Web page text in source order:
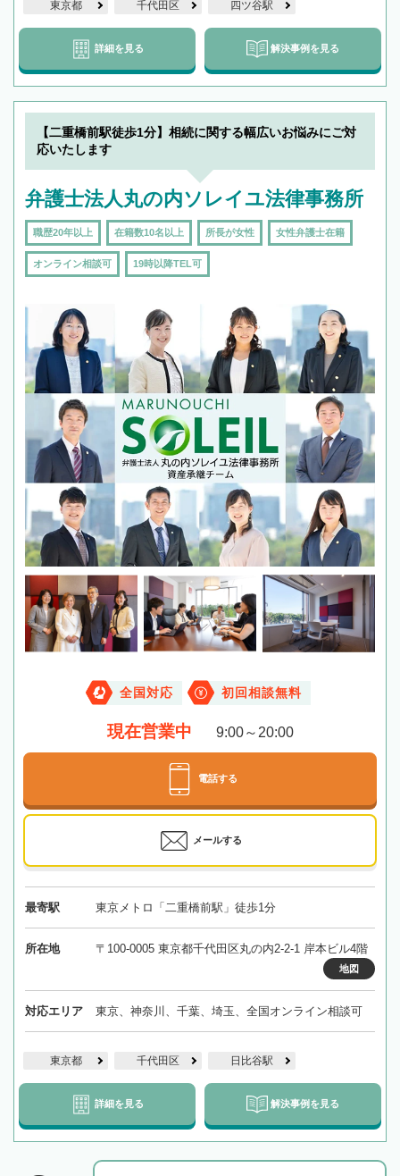
東京都 千代田区 四ツ谷駅
詳細を見る 解決事例を見る
【二重橋前駅徒歩1分】相続に関する幅広いお悩みにご対
応いたします
弁護士法人丸の内ソレイユ法律事務所
職歴20年以上 在籍数10名以上 所長が女性 女性弁護士在籍
オンライン相談可 19時以降TEL可
全国対応 初回相談無料
現在営業中 9:00～20:00
電話する
メールする
最寄駅 東京メトロ「二重橋前駅」徒歩1分
所在地 〒100-0005 東京都千代田区丸の内2-2-1 岸本ビル4階
地図
対応エリア 東京、神奈川、千葉、埼玉、全国オンライン相談可
東京都 千代田区 日比谷駅
詳細を見る 解決事例を見る